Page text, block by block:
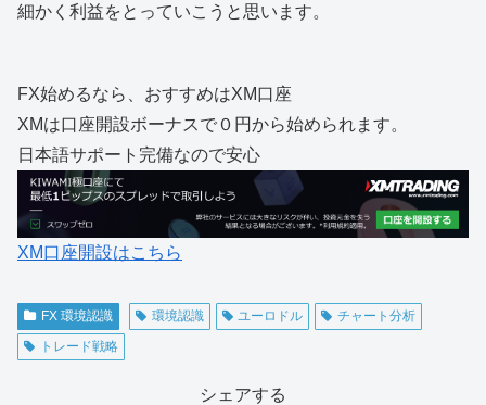
細かく利益をとっていこうと思います。
FX始めるなら、おすすめはXM口座
XMは口座開設ボーナスで０円から始められます。
日本語サポート完備なので安心
XM口座開設はこちら
FX 環境認識 環境認識 ユーロドル
チャート分析
トレード戦略
シェアする